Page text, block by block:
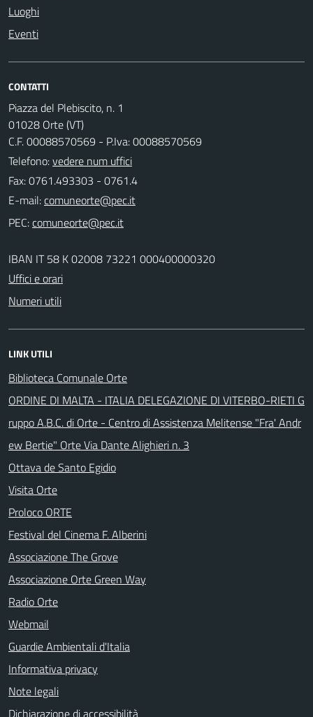
Luoghi
Eventi
CONTATTI
Piazza del Plebiscito, n. 1
01028 Orte (VT)
C.F. 00088570569 - P.Iva: 00088570569
Telefono:vedere num uffici
Fax: 0761.493303 - 0761.4
E-mail:
PEC:
IBAN IT 58 K 02008 73221 000400000320
Uffici e orari
Numeri utili
LINK UTILI
Biblioteca Comunale Orte
ORDINE DI MALTA - ITALIA DELEGAZIONE DI VITERBO-RIETI G
ruppo A.B.C. di Orte - Centro di Assistenza Melitense "Fra' Andr
ew Bertie" Orte Via Dante Alighieri n. 3
Ottava de Santo Egidio
Visita Orte
Proloco ORTE
Festival del Cinema F. Alberini
Associazione The Grove
Associazione Orte Green Way
Radio Orte
Webmail
Guardie Ambientali d'Italia
Informativa privacy
Note legali
Dichiarazione di accessibilità